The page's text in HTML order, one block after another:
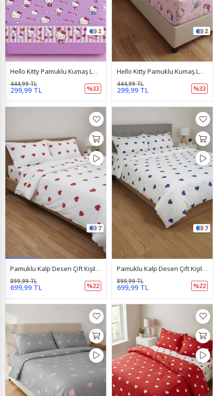
2
Hello Kitty Pamuklu Kumaş Lastikli Çarşaf Takımı Lila
299,99 TL
444,99 TL
%33
2
Hello Kitty Pamuklu Kumaş Lastikli Çarşaf Takımı Pembe
299,99 TL
444,99 TL
%33
7
Pamuklu Kalp Desen Çift Kişilik Nevresim Takımı (Çarşafı Lastikli) Beyaz Kırmızı
699,99 TL
899,99 TL
%22
7
Pamuklu Kalp Desen Çift Kişilik Nevresim Takımı (Çarşafı Lastikli) Beyaz Mavi
699,99 TL
899,99 TL
%22